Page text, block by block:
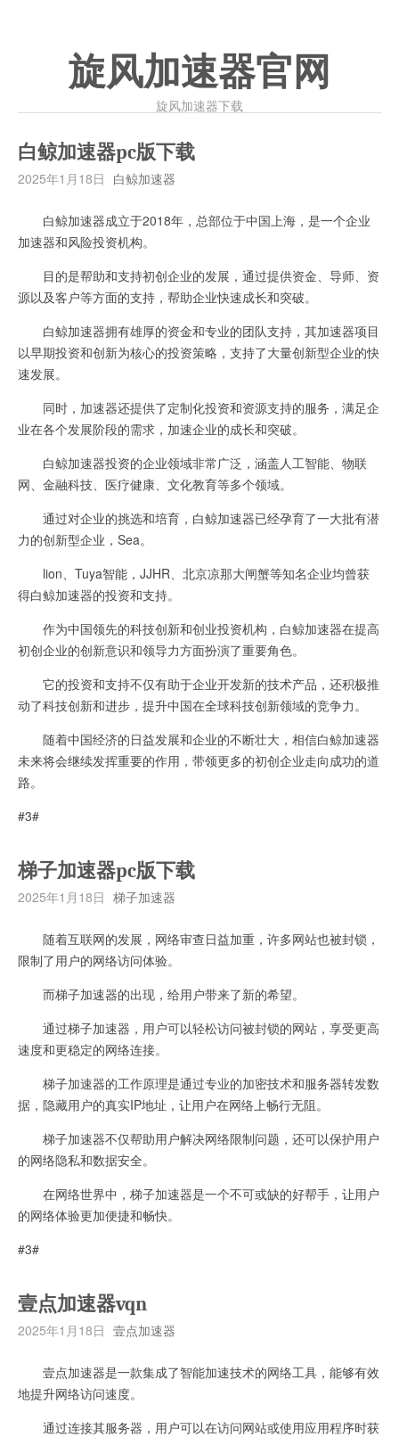
旋风加速器官网
旋风加速器下载
白鲸加速器pc版下载
2025年1月18日 白鲸加速器
白鲸加速器成立于2018年，总部位于中国上海，是一个企业
加速器和风险投资机构。
目的是帮助和支持初创企业的发展，通过提供资金、导师、资
源以及客户等方面的支持，帮助企业快速成长和突破。
白鲸加速器拥有雄厚的资金和专业的团队支持，其加速器项目
以早期投资和创新为核心的投资策略，支持了大量创新型企业的快
速发展。
同时，加速器还提供了定制化投资和资源支持的服务，满足企
业在各个发展阶段的需求，加速企业的成长和突破。
白鲸加速器投资的企业领域非常广泛，涵盖人工智能、物联
网、金融科技、医疗健康、文化教育等多个领域。
通过对企业的挑选和培育，白鲸加速器已经孕育了一大批有潜
力的创新型企业，Sea。
lion、Tuya智能，JJHR、北京凉那大闸蟹等知名企业均曾获
得白鲸加速器的投资和支持。
作为中国领先的科技创新和创业投资机构，白鲸加速器在提高
初创企业的创新意识和领导力方面扮演了重要角色。
它的投资和支持不仅有助于企业开发新的技术产品，还积极推
动了科技创新和进步，提升中国在全球科技创新领域的竞争力。
随着中国经济的日益发展和企业的不断壮大，相信白鲸加速器
未来将会继续发挥重要的作用，带领更多的初创企业走向成功的道
路。
#3#
梯子加速器pc版下载
2025年1月18日 梯子加速器
随着互联网的发展，网络审查日益加重，许多网站也被封锁，
限制了用户的网络访问体验。
而梯子加速器的出现，给用户带来了新的希望。
通过梯子加速器，用户可以轻松访问被封锁的网站，享受更高
速度和更稳定的网络连接。
梯子加速器的工作原理是通过专业的加密技术和服务器转发数
据，隐藏用户的真实IP地址，让用户在网络上畅行无阻。
梯子加速器不仅帮助用户解决网络限制问题，还可以保护用户
的网络隐私和数据安全。
在网络世界中，梯子加速器是一个不可或缺的好帮手，让用户
的网络体验更加便捷和畅快。
#3#
壹点加速器vqn
2025年1月18日 壹点加速器
壹点加速器是一款集成了智能加速技术的网络工具，能够有效
地提升网络访问速度。
通过连接其服务器，用户可以在访问网站或使用应用程序时获